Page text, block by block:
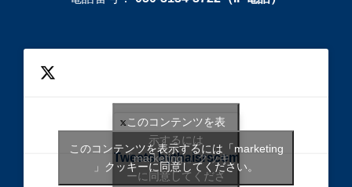
Tweets bythaisrscom
このコンテンツを表
示するには
「marketing 」クッキ
ーに同意してくださ
このコンテンツを表示するには「marketing
」クッキーに同意してください。